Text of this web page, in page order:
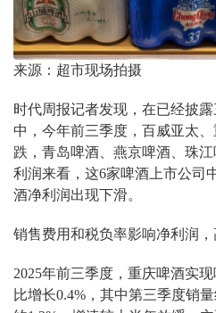
来源：超市现场拍摄
时代周报记者发现，在已经披
中，今年前三季度，百威亚太
跌，青岛啤酒、燕京啤酒、珠
利润来看，这6家啤酒上市公司
酒净利润出现下滑。
销售费用和税负率影响净利润
2025年前三季度，重庆啤酒实
比增长0.4%，其中第三季度销